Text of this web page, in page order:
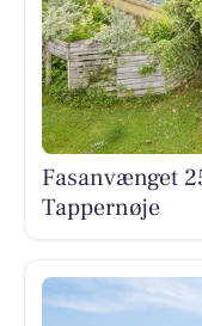
Fasanvænget
Tappernøje